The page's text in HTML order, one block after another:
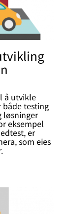
å utvikle
både testing
løsninger
eksempel
er
som eies